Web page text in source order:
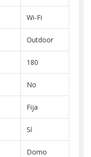
Wi-Fi
Outdoor
180
No
Fija
Sí
Domo